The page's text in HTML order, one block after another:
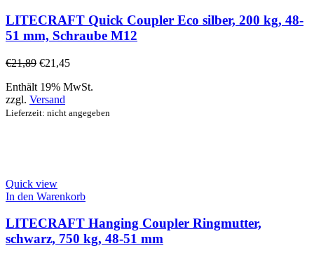
LITECRAFT Quick Coupler Eco silber, 200 kg, 48-
51 mm, Schraube M12
€21,89 €21,45
Enthält 19% MwSt.
zzgl. Versand
Lieferzeit: nicht angegeben
Quick view
In den Warenkorb
LITECRAFT Hanging Coupler Ringmutter,
schwarz, 750 kg, 48-51 mm